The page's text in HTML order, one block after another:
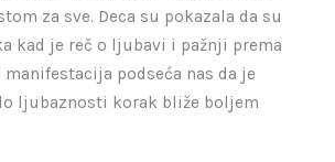
za sve. Deca su pokazala da su
kad je reč o ljubavi i pažnji prema
podseća nas da je
ljubaznosti korak bliže boljem